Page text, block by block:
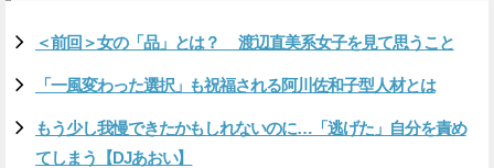
＜前回＞女の「品」とは？ 渡辺直美系女子を見て思うこと
「一風変わった選択」も祝福される阿川佐和子型人材とは
もう少し我慢できたかもしれないのに…「逃げた」自分を責め
てしまう【DJあおい】